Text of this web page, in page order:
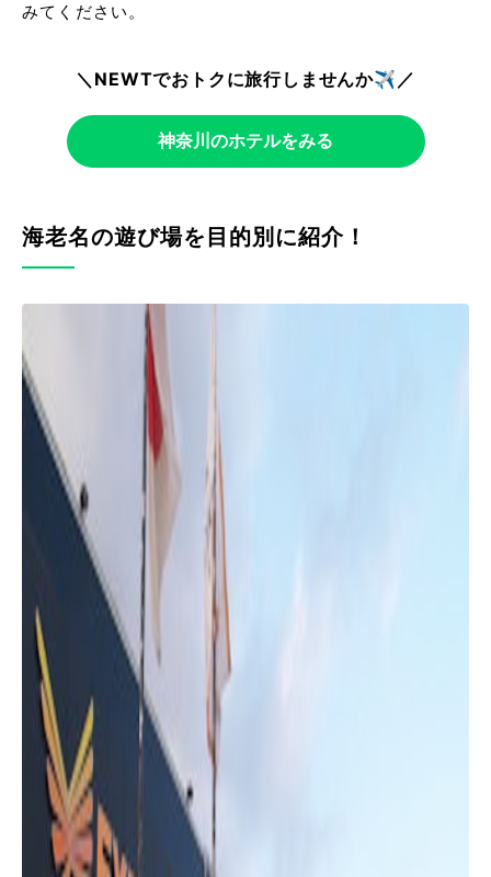
みてください。
＼NEWTでおトクに旅行しませんか✈️／
神奈川のホテルをみる
海老名の遊び場を目的別に紹介！